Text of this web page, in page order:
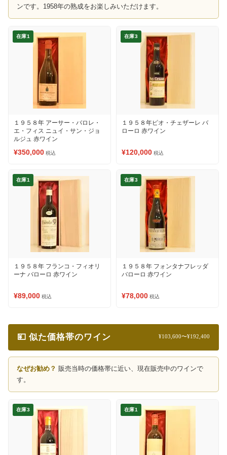
ンです。1958年の熟成をお楽しみいただけます。
在庫1
１９５８年 アーサー・バロレ・
エ・フィス ニュイ・サン・ジョ
ルジュ 赤ワイン
¥350,000 税込
在庫3
１９５８年ピオ・チェザーレ バ
ローロ 赤ワイン
¥120,000 税込
在庫1
１９５８年 フランコ・フィオリ
ーナ バローロ 赤ワイン
¥89,000 税込
在庫3
１９５８年 フォンタナフレッダ
バローロ 赤ワイン
¥78,000 税込
💴 似た価格帯のワイン ¥103,600〜¥192,400
なぜお勧め？ 販売当時の価格帯に近い、現在販売中のワインで
す。
在庫3 在庫1